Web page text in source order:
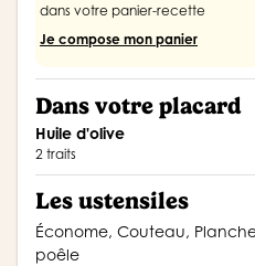
dans votre panier-recette
Je compose mon panier
Dans votre placard
Huile d'olive
2 traits
Les ustensiles
Économe, Couteau, Planche à découper, Sauteuse ou
poêle